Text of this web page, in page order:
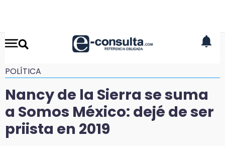
POLÍTICA
Nancy de la Sierra se suma
a Somos México: dejé de ser
priista en 2019